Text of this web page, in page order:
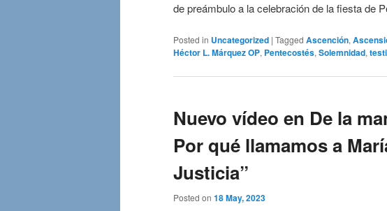
de preámbulo a la celebración de la fiesta de
Posted in Uncategorized | Tagged Ascención,
Héctor L. Márquez OP, Pentecostés,Solemnidad,
Nuevo vídeo en De la
Por qué llamamos a
Justicia”
Posted on 18 May, 2023